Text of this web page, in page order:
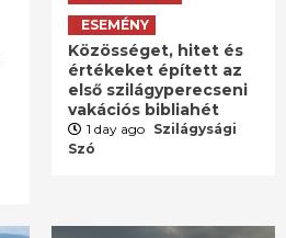
ESEMÉNY
Közösséget, hitet és
értékeket épített az
első szilágyperecseni
vakációs bibliahét
1 day ago Szilágysági
Szó